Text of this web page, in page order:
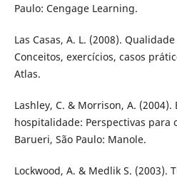
Paulo: Cengage Learning.
Las Casas, A. L. (2008).
Conceitos, exercícios, casos
Atlas.
Lashley, C. & Morrison, A. (2004).
hospitalidade: Perspectivas para
Barueri, São Paulo: Manole.
Lockwood, A. & Medlik S. (2003).